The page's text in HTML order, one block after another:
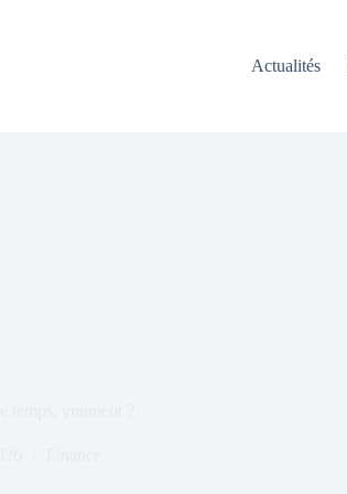
Actualités